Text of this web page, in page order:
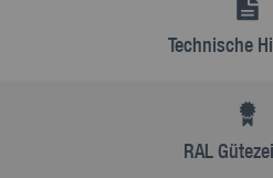
Technische
RAL